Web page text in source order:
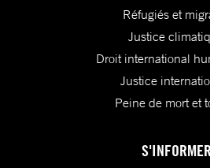
Réfugiés et
Justice
Droit international
Justice
Peine de mort et
S'INFORMER